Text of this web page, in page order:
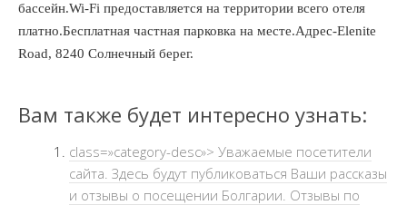
бассейн.Wi-Fi предоставляется на территории всего отеля
платно.Бесплатная частная парковка на месте.Адрес-Elenite
Road, 8240 Солнечный берег.
Вам также будет интересно узнать:
class=»category-desc»> Уважаемые посетители
сайта. Здесь будут публиковаться Ваши рассказы
и отзывы о посещении Болгарии. Отзывы по